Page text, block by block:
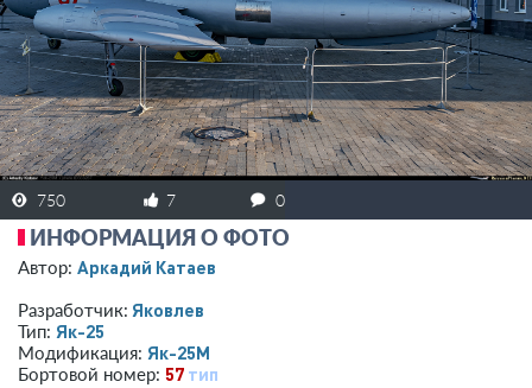
ЗАРЕГИСТРИРОВАТЬСЯ
750 7 0
ИНФОРМАЦИЯ О ФОТО
Автор: Аркадий Катаев
Разработчик: Яковлев
Тип: Як-25
Модификация: Як-25М
Бортовой номер: 57 тип